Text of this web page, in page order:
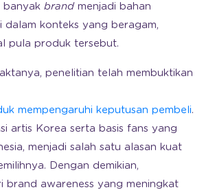
banyak brandmenjadi bahan
dalam konteks yang beragam,
pula produk tersebut.
penelitian telah membuktikan
mempengaruhi keputusan pembeli.
artis Korea serta basis fans yang
menjadi salah satu alasan kuat
Dengan demikian,
brand awareness yang meningkat